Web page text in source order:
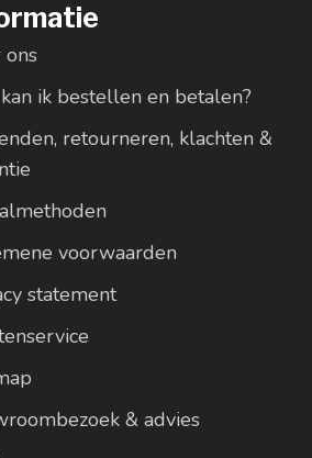
ons
ik bestellen en betalen?
retourneren, klachten &
voorwaarden
statement
& advies